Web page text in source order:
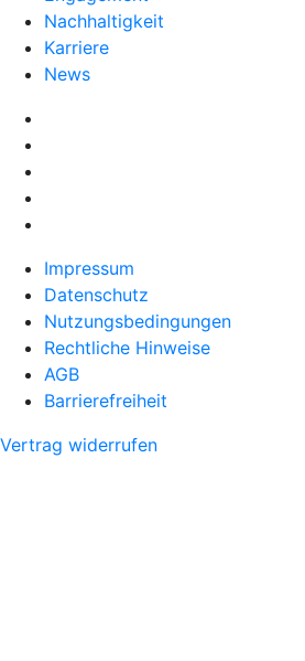
Nachhaltigkeit
Karriere
News
Impressum
Datenschutz
Nutzungsbedingungen
Rechtliche Hinweise
AGB
Barrierefreiheit
Vertrag widerrufen